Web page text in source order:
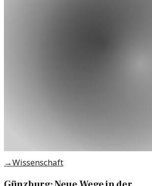
→Wissenschaft